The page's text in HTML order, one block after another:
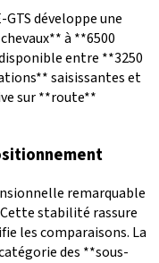
développe une
à **6500
entre **3250
saisissantes et
sur **route**
remarquable
stabilité rassure
les comparaisons. La
des **sous-